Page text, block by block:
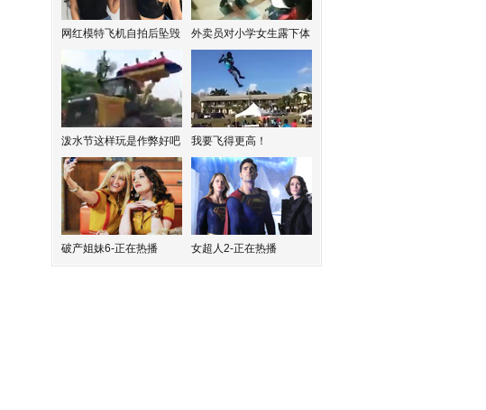
网红模特飞机自拍后坠毁 外卖员对小学女生露下体
泼水节这样玩是作弊好吧 我要飞得更高！
破产姐妹6-正在热播 女超人2-正在热播